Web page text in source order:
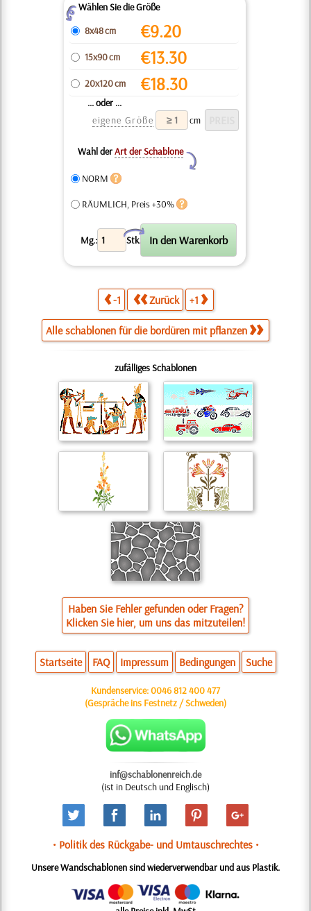
ZWählen Sie die Größe
8x48 cm
€9.20
15x90 cm €13.30
20x120 cm €18.30
... oder ...
eigene Größe
cm
Wahl derArt der Schablone
Y
NORM
RÄUMLICH, Preis +30%
Mg.: Stk.
X
-1 Zurück +1
Alle schablonen für die bordüren mit pflanzen
zufälliges Schablonen
Haben Sie Fehler gefunden oder Fragen?
Klicken Sie hier, um uns das mitzuteilen!
Startseite FAQ Impressum Bedingungen Suche
Kundenservice:0046 812 400 477
(Gespräche ins Festnetz / Schweden)
inf@schablonenreich.de
(ist in Deutsch und Englisch)
• Politik des Rückgabe- und Umtauschrechtes •
Unsere Wandschablonen sind wiederverwendbar und aus Plastik.